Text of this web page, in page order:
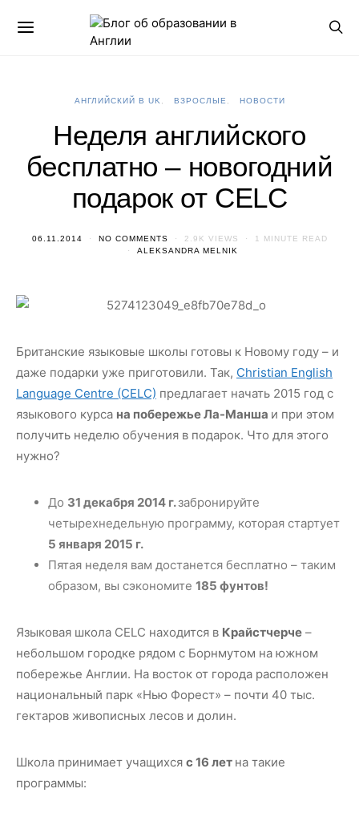
АНГЛИЙСКИЙ В UK ВЗРОСЛЫЕ НОВОСТИ
Неделя английского
бесплатно – новогодний
подарок от CELC
06.11.2014 NO COMMENTS 2.9K VIEWS
1 MINUTE READ
ALEKSANDRA MELNIK
Британские языковые школы готовы к Новому году – и
даже подарки уже приготовили. Так, Christian English
Language Centre (CELC) предлагает начать 2015 год с
языкового курса на побережье Ла-Манша и при этом
получить неделю обучения в подарок. Что для этого
нужно?
До 31 декабря 2014 г.забронируйте
четырехнедельную программу, которая стартует
5 января 2015 г.
Пятая неделя вам достанется бесплатно – таким
образом, вы сэкономите 185 фунтов!
Языковая школа CELC находится в Крайстчерче –
небольшом городке рядом с Борнмутом на южном
побережье Англии. На восток от города расположен
национальный парк «Нью Форест» – почти 40 тыс.
гектаров живописных лесов и долин.
Школа принимает учащихся с 16 лет на такие
программы: